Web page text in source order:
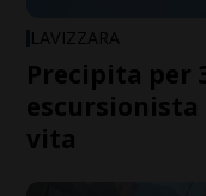
LAVIZZARA
Precipita per
escursionista
vita